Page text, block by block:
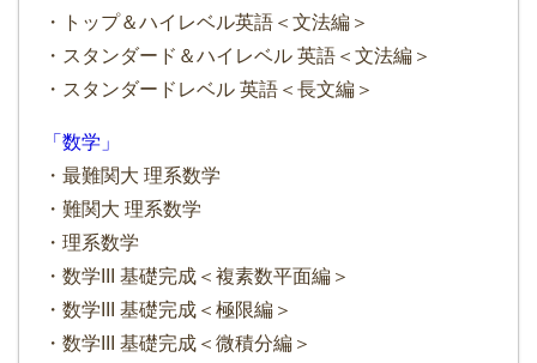
・トップ＆ハイレベル英語＜文法編＞
・スタンダード＆ハイレベル 英語＜文法編＞
・スタンダードレベル 英語＜長文編＞
「数学」
・最難関大 理系数学
・難関大 理系数学
・理系数学
・数学III 基礎完成＜複素数平面編＞
・数学III 基礎完成＜極限編＞
・数学III 基礎完成＜微積分編＞